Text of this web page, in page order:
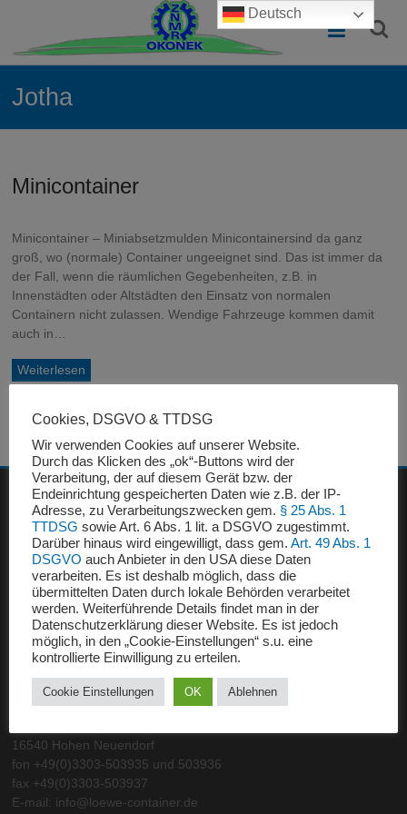
springen
Containerbau
Polen
–
Qualität
besten
Preis
Normcontainer
und
Sondercontainer
für
und
Sondernutzung
Jotha
Minicontainer
Minicontainer – Miniabsetzmulden Minicontainersind da ganz
groß, wo (normale) Container ungeeignet sind. Das ist immer da
der Fall, wenn die räumlichen Gegebenheiten, z.B. in
Innenstädten oder Altstädten den Einsatz von normalen
Containern nicht zulassen. Wendige Fahrzeuge kommen damit
auch in…
Weiterlesen
POLSKA
Bernadeta Pluwak
fon + 48 67 266 90 50
fax + 48 67 266 90 52
Mobil + 601 747 863
e-mail: poczta@znmrokonek.pl
DEUTSCHLAND – INTERNATIONAL
Löwe Handelsgesellschaft mbH
16540 Hohen Neuendorf
fon +49(0)3303-503935 und 503936
fax +49(0)3303-503937
E-mail: info@loewe-container.de
Cookies, DSGVO & TTDSG
Wir verwenden Cookies auf unserer Website.
Durch das Klicken des „ok“-Buttons wird der
Verarbeitung, der auf diesem Gerät bzw. der
Endeinrichtung gespeicherten Daten wie z.B. der IP-
Adresse, zu Verarbeitungszwecken gem. § 25 Abs. 1
TTDSG sowie Art. 6 Abs. 1 lit. a DSGVO zugestimmt.
Darüber hinaus wird eingewilligt, dass gem. Art. 49 Abs. 1
DSGVO auch Anbieter in den USA diese Daten
verarbeiten. Es ist deshalb möglich, dass die
übermittelten Daten durch lokale Behörden verarbeitet
werden. Weiterführende Details findet man in der
Datenschutzerklärung dieser Website. Es ist jedoch
möglich, in den „Cookie-Einstellungen“ s.u. eine
kontrollierte Einwilligung zu erteilen.
Cookie Einstellungen OK Ablehnen
Deutsch